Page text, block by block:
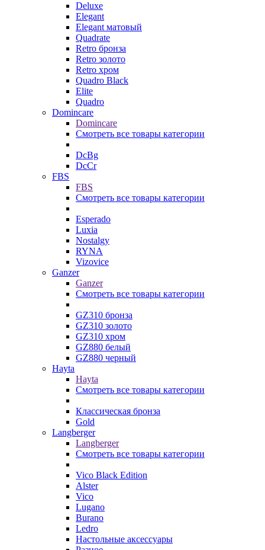
Deluxe
Elegant
Elegant матовый
Quadrate
Retro бронза
Retro золото
Retro хром
Quadro Black
Elite
Quadro
Domincare
Domincare
Смотреть все товары категории
DcBg
DcCr
FBS
FBS
Смотреть все товары категории
Esperado
Luxia
Nostalgy
RYNA
Vizovice
Ganzer
Ganzer
Смотреть все товары категории
GZ310 бронза
GZ310 золото
GZ310 хром
GZ880 белый
GZ880 черный
Hayta
Hayta
Смотреть все товары категории
Классическая бронза
Gold
Langberger
Langberger
Смотреть все товары категории
Vico Black Edition
Alster
Vico
Lugano
Burano
Ledro
Настольные аксессуары